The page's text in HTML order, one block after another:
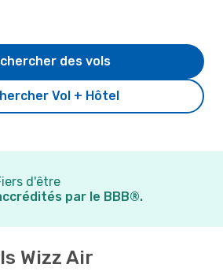
Vol + Hôtel
des vols
d'être
par le BBB®.
Wizz Air